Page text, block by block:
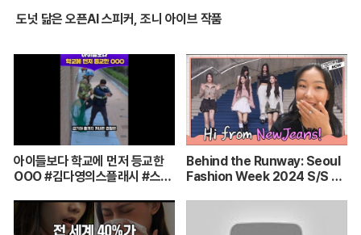
도넛 닮은 오픈AI 스피커, 조니 아이브 작품
아이들보다 학교에 먼저 등교한
OOO #김다영의스플래시 #스브
Behind the Runway: Seoul
Fashion Week 2024 S/S Up